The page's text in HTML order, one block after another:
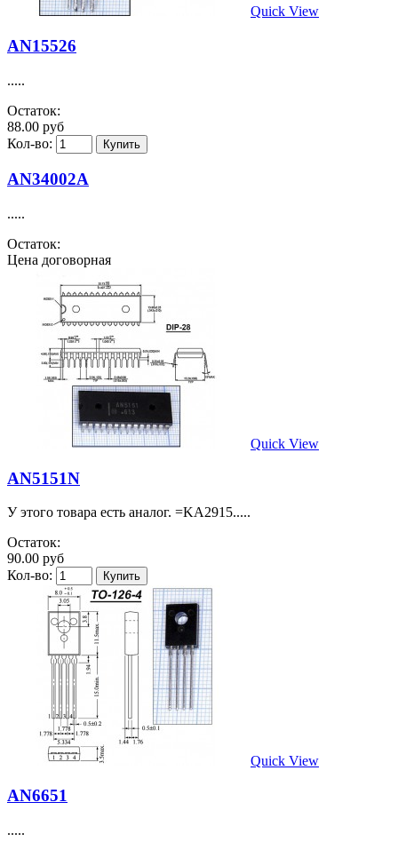
Quick View
AN15526
.....
Остаток:
88.00 руб
Кол-во:
AN34002A
.....
Остаток:
Цена договорная
Quick View
AN5151N
У этого товара есть аналог. =KA2915.....
Остаток:
90.00 руб
Кол-во:
Quick View
AN6651
.....